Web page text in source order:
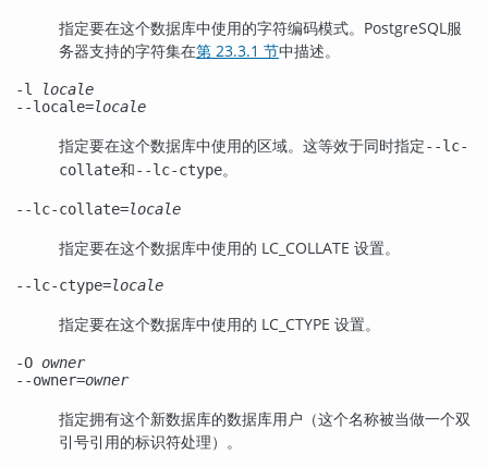
指定要在这个数据库中使用的字符编码模式。 PostgreSQL服
务器支持的字符集在第 23.3.1 节中描述。
-l
locale
--locale=locale
指定要在这个数据库中使用的区域。这等效于同时指定--lc-
collate和--lc-ctype。
--lc-collate=locale
指定要在这个数据库中使用的 LC_COLLATE 设置。
--lc-ctype=locale
指定要在这个数据库中使用的 LC_CTYPE 设置。
-O owner
--owner=owner
指定拥有这个新数据库的数据库用户（这个名称被当做一个双
引号引用的标识符处理）。